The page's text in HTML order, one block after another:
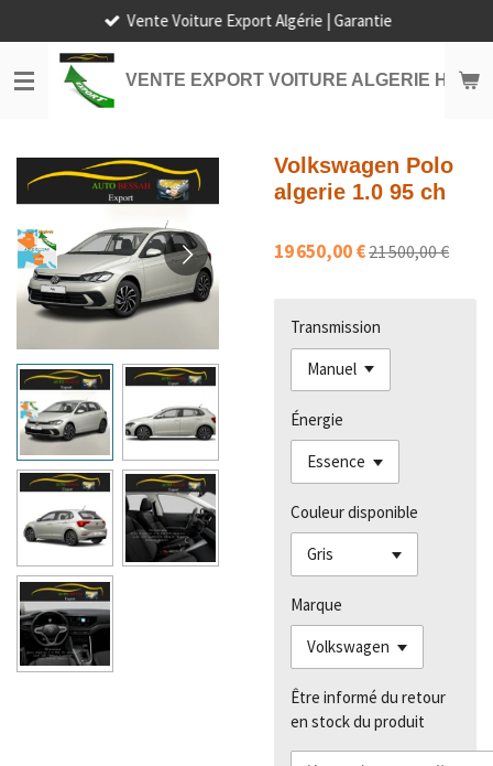
au
contenu
principal
VENTE EXPORT VOITURE ALGERIE HORS
Vente Voiture Export Algérie | Garantie
Volkswagen Polo
algerie 1.0 95 ch
19 650,00 €21 500,00 €
Transmission
Énergie
Couleur disponible
Marque
Être informé du retour
en stock du produit